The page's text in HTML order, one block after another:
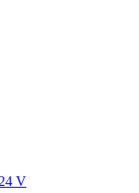
V